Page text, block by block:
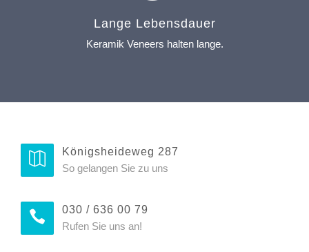
Lange Lebensdauer
Keramik Veneers halten lange.
Königsheideweg 287
So gelangen Sie zu uns
030 / 636 00 79
Rufen Sie uns an!